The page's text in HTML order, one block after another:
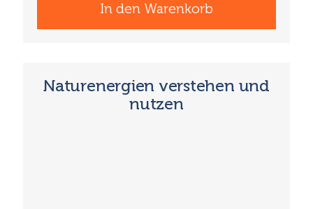
In den Warenkorb
Naturenergien verstehen und
nutzen